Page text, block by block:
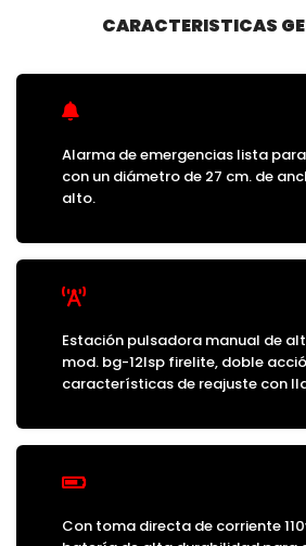
CARACTERISTICAS
Alarma de emergencias lista
con un diámetro de 27 cm. de
alto.
Estación pulsadora manual de
mod. bg-12lsp firelite, doble
características de reajuste con
Con toma directa de corriente